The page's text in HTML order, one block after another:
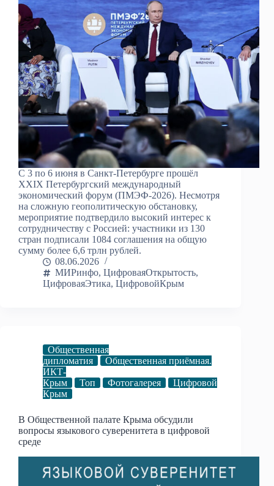
С 3 по 6 июня в Санкт-Петербурге прошёл
XXIX Петербургский международный
экономический форум (ПМЭФ-2026). Несмотря
на сложную геополитическую обстановку,
мероприятие подтвердило высокий интерес к
сотрудничеству с Россией: участники из 130
стран подписали 1084 соглашения на общую
сумму более 6,6 трлн рублей.
08.06.2026
МИРинфо, ЦифроваяОткрытость,
ЦифроваяЭтика, ЦифровойКрым
Общественная
дипломатия
Общественная приёмная.
ИКТ-
Крым
Топ Фотогалерея
Цифровой
Крым
В Общественной палате Крыма обсудили
вопросы языкового суверенитета в цифровой
среде